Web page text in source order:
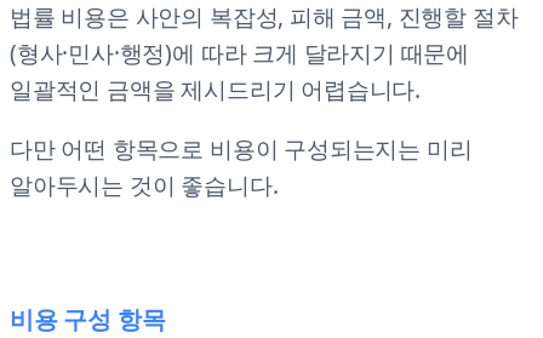
법률 비용은 사안의 복잡성, 피해 금액, 진행할 절차
(형사·민사·행정)에 따라 크게 달라지기 때문에
일괄적인 금액을 제시드리기 어렵습니다.
다만 어떤 항목으로 비용이 구성되는지는 미리
알아두시는 것이 좋습니다.
비용 구성 항목